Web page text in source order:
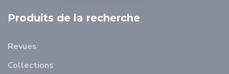
Produits de la recherche
Revues
Collections